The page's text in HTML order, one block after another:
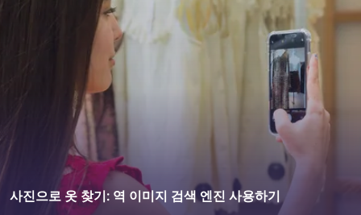
사진으로 옷 찾기: 역 이미지 검색 엔진 사용하기